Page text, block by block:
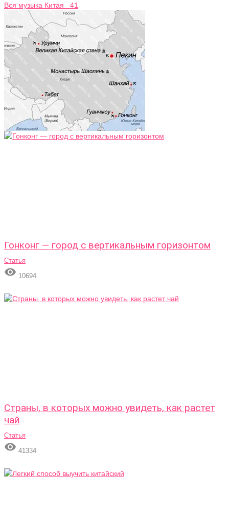
Вся музыка Китая 41
Гонконг — город с вертикальным горизонтом
Статья
 10694
Страны, в которых можно увидеть, как растет
чай
Статья
 41334